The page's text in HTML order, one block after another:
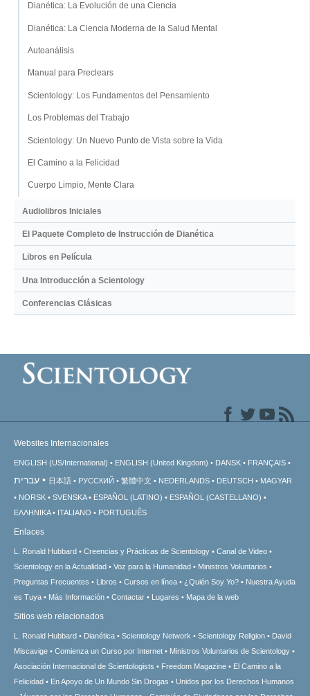
Dianética: La Evolución de una Ciencia
Dianética: La Ciencia Moderna de la Salud Mental
Autoanálisis
Manual para Preclears
Scientology: Los Fundamentos del Pensamiento
Los Problemas del Trabajo
Scientology: Un Nuevo Punto de Vista sobre la Vida
El Camino a la Felicidad
Cuerpo Limpio, Mente Clara
Audiolibros Iniciales
El Paquete Completo de Instrucción de Dianética
Libros en Película
Una Introducción a Scientology
Conferencias Clásicas
Websites Internacionales
ENGLISH (US/International) ENGLISH (United Kingdom) DANSK FRANÇAIS
עברית 日本語 РУССКИЙ 繁體中文 NEDERLANDS DEUTSCH
MAGYAR
NORSK
SVENSKA ESPAÑOL (LATINO)
ESPAÑOL (CASTELLANO)
ΕΛΛΗΝΙΚA
ITALIANO PORTUGUÊS
Enlaces
L. Ronald Hubbard Creencias y Prácticas de Scientology
Canal de Video
Scientology en la Actualidad
Voz para la Humanidad
Ministros Voluntarios
Preguntas Frecuentes
Libros Cursos en línea ¿Quién Soy Yo?
Nuestra Ayuda
es Tuya
Más Información Contactar Lugares Mapa de la web
Sitios web relacionados
L. Ronald Hubbard Dianética Scientology Network Scientology Religion
David
Miscavige
Comienza un Curso por Internet
Ministros Voluntarios de Scientology
Asociación Internacional de Scientologists
Freedom Magazine
El Camino a la
Felicidad
En Apoyo de Un Mundo Sin Drogas
Unidos por los Derechos Humanos